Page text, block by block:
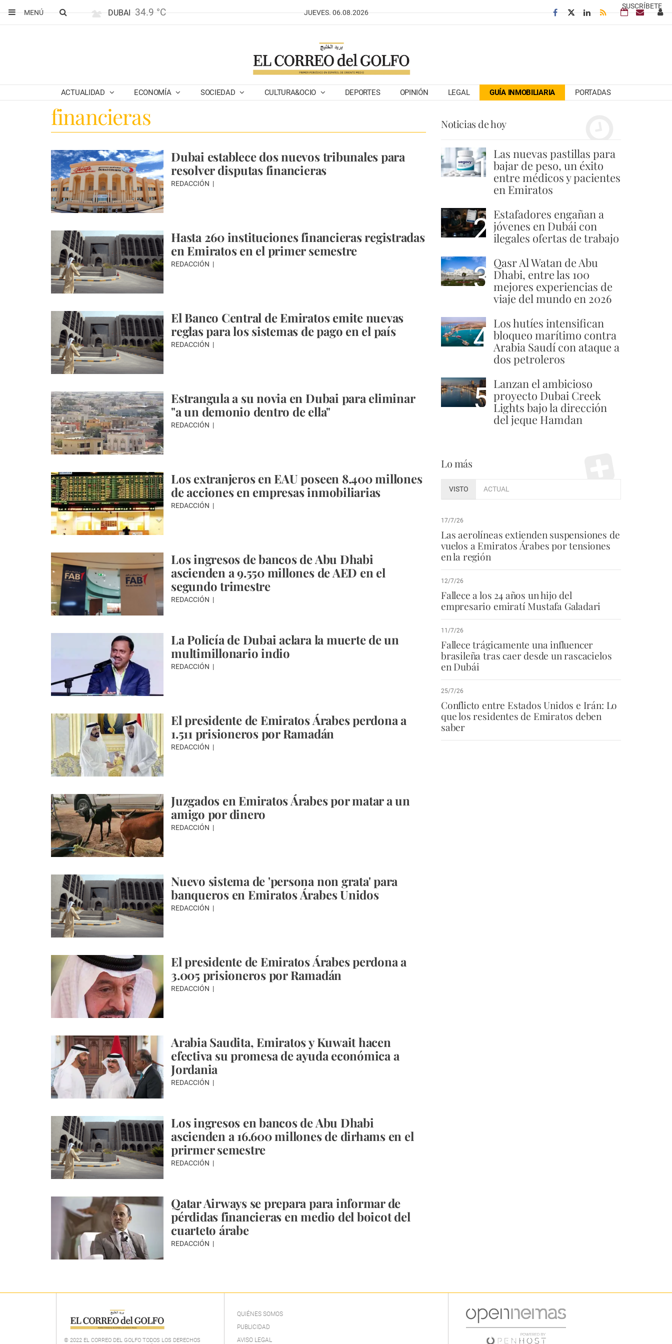
SUSCRÍBETE
MENÚ
DUBAI 34.9 °C JUEVES. 06.08.2026
ACTUALIDAD ECONOMÍA SOCIEDAD CULTURA&OCIO DEPORTES OPINIÓN LEGAL GUÍA INMOBILIARIA PORTADAS
financieras
Dubai establece dos nuevos tribunales para
resolver disputas financieras
REDACCIÓN
Hasta 260 instituciones financieras registradas
en Emiratos en el primer semestre
REDACCIÓN
El Banco Central de Emiratos emite nuevas
reglas para los sistemas de pago en el país
REDACCIÓN
Estrangula a su novia en Dubai para eliminar
"a un demonio dentro de ella"
REDACCIÓN
Los extranjeros en EAU poseen 8.400 millones
de acciones en empresas inmobiliarias
REDACCIÓN
Los ingresos de bancos de Abu Dhabi
ascienden a 9.550 millones de AED en el
segundo trimestre
REDACCIÓN
La Policía de Dubai aclara la muerte de un
multimillonario indio
REDACCIÓN
El presidente de Emiratos Árabes perdona a
1.511 prisioneros por Ramadán
REDACCIÓN
Juzgados en Emiratos Árabes por matar a un
amigo por dinero
REDACCIÓN
Nuevo sistema de 'persona non grata' para
banqueros en Emiratos Árabes Unidos
REDACCIÓN
El presidente de Emiratos Árabes perdona a
3.005 prisioneros por Ramadán
REDACCIÓN
Arabia Saudita, Emiratos y Kuwait hacen
efectiva su promesa de ayuda económica a
Jordania
REDACCIÓN
Los ingresos en bancos de Abu Dhabi
ascienden a 16.600 millones de dirhams en el
prirmer semestre
REDACCIÓN
Qatar Airways se prepara para informar de
pérdidas financieras en medio del boicot del
cuarteto árabe
REDACCIÓN
Noticias de hoy
1 Las nuevas pastillas para
bajar de peso, un éxito
entre médicos y pacientes
en Emiratos
2 Estafadores engañan a
jóvenes en Dubái con
ilegales ofertas de trabajo
3 Qasr Al Watan de Abu
Dhabi, entre las 100
mejores experiencias de
viaje del mundo en 2026
4 Los hutíes intensifican
bloqueo marítimo contra
Arabia Saudí con ataque a
dos petroleros
5 Lanzan el ambicioso
proyecto Dubai Creek
Lights bajo la dirección
del jeque Hamdan
Lo más
VISTO ACTUAL
17/7/26
Las aerolíneas extienden suspensiones de
vuelos a Emiratos Árabes por tensiones
en la región
12/7/26
Fallece a los 24 años un hijo del
empresario emiratí Mustafa Galadari
11/7/26
Fallece trágicamente una influencer
brasileña tras caer desde un rascacielos
en Dubái
25/7/26
Conflicto entre Estados Unidos e Irán: Lo
que los residentes de Emiratos deben
saber
© 2022 EL CORREO DEL GOLFO TODOS LOS DERECHOS
QUIÉNES SOMOS
PUBLICIDAD
AVISO LEGAL